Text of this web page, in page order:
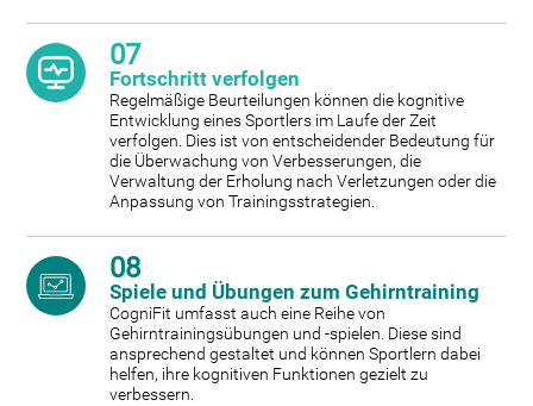
07
Fortschritt verfolgen
Regelmäßige Beurteilungen können die kognitive
Entwicklung eines Sportlers im Laufe der Zeit
verfolgen. Dies ist von entscheidender Bedeutung für
die Überwachung von Verbesserungen, die
Verwaltung der Erholung nach Verletzungen oder die
Anpassung von Trainingsstrategien.
08
Spiele und Übungen zum Gehirntraining
CogniFit umfasst auch eine Reihe von
Gehirntrainingsübungen und -spielen. Diese sind
ansprechend gestaltet und können Sportlern dabei
helfen, ihre kognitiven Funktionen gezielt zu
verbessern.